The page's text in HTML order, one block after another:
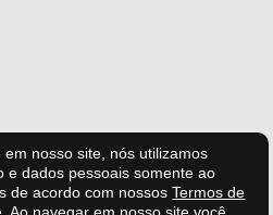
nosso site, nós utilizamos
e dados pessoais somente ao
de acordo com nossosTermos de